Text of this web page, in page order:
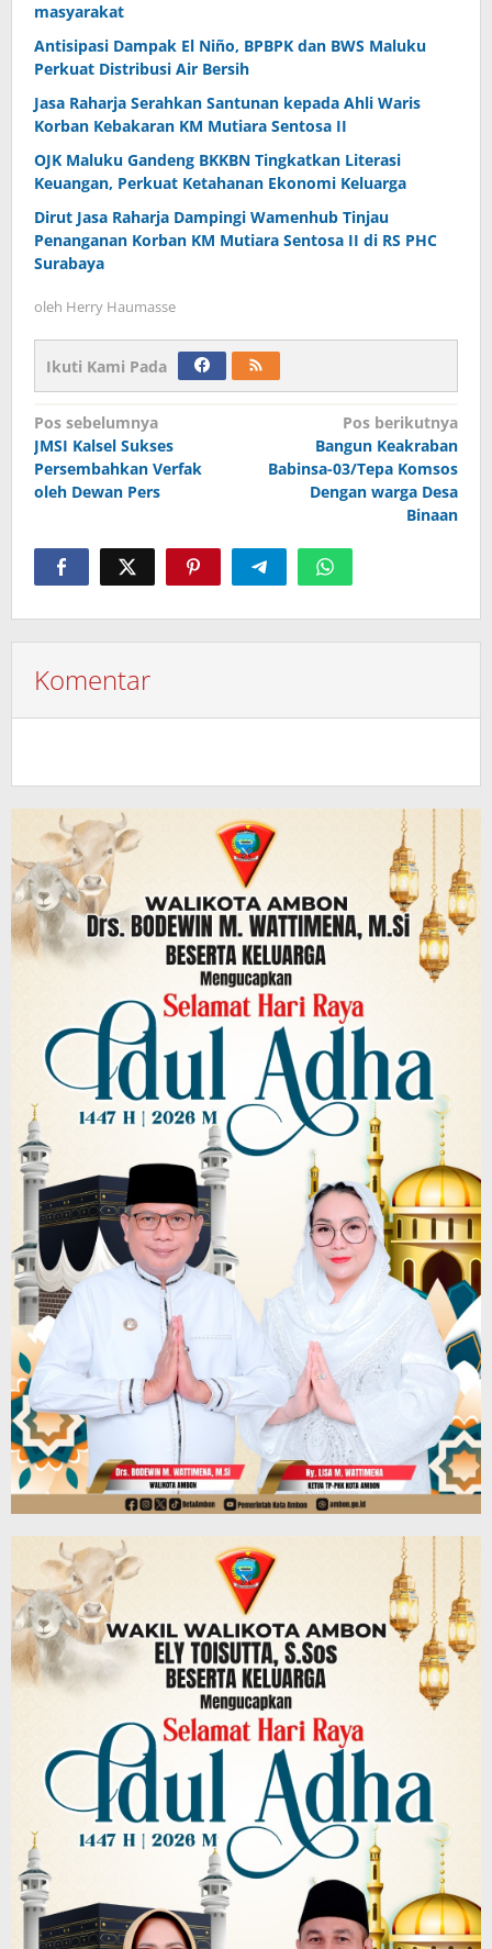
masyarakat
Antisipasi Dampak El Niño, BPBPK dan BWS Maluku
Perkuat Distribusi Air Bersih
Jasa Raharja Serahkan Santunan kepada Ahli Waris
Korban Kebakaran KM Mutiara Sentosa II
OJK Maluku Gandeng BKKBN Tingkatkan Literasi
Keuangan, Perkuat Ketahanan Ekonomi Keluarga
Dirut Jasa Raharja Dampingi Wamenhub Tinjau
Penanganan Korban KM Mutiara Sentosa II di RS PHC
Surabaya
oleh Herry Haumasse
Ikuti Kami Pada
Navigasi
pos
Pos sebelumnya
JMSI Kalsel Sukses
Persembahkan Verfak
oleh Dewan Pers
Pos berikutnya
Bangun Keakraban
Babinsa-03/Tepa Komsos
Dengan warga Desa
Binaan
Komentar